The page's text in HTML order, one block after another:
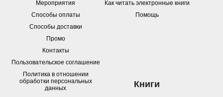
Мероприятия
Способы оплаты
Способы доставки
Промо
Контакты
Пользовательское соглашение
Политика в отношении
обработки персональных
данных
Как читать электронные книги
Помощь
Книги